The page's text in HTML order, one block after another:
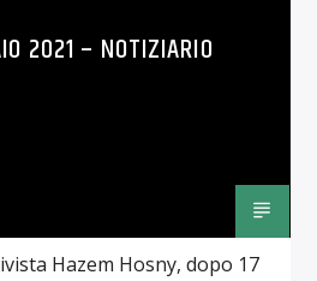
2021 – NOTIZIARIO
Hazem Hosny, dopo 17